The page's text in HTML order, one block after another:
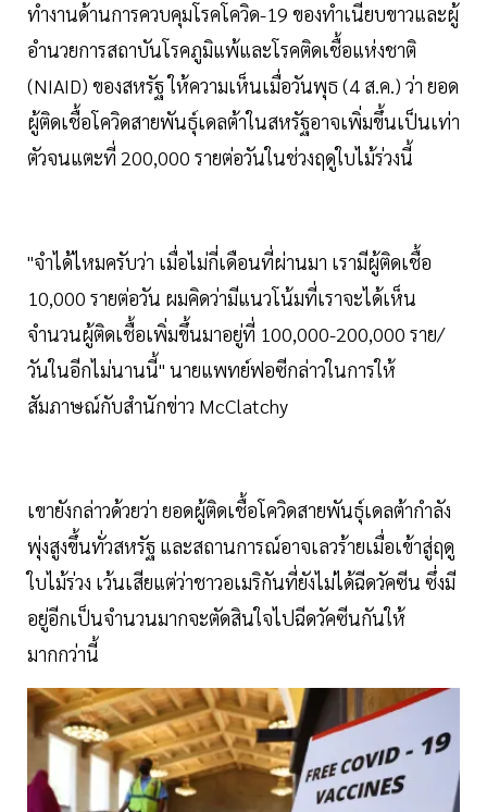
ทำงานด้านการควบคุมโรคโควิด-19 ของทำเนียบขาวและผู้
อำนวยการสถาบันโรคภูมิแพ้และโรคติดเชื้อแห่งชาติ
(NIAID) ของสหรัฐ ให้ความเห็นเมื่อวันพุธ (4 ส.ค.) ว่า ยอด
ผู้ติดเชื้อโควิดสายพันธุ์เดลต้าในสหรัฐอาจเพิ่มขึ้นเป็นเท่า
ตัวจนแตะที่ 200,000 รายต่อวันในช่วงฤดูใบไม้ร่วงนี้
"จำได้ไหมครับว่า เมื่อไม่กี่เดือนที่ผ่านมา เรามีผู้ติดเชื้อ
10,000 รายต่อวัน ผมคิดว่ามีแนวโน้มที่เราจะได้เห็น
จำนวนผู้ติดเชื้อเพิ่มขึ้นมาอยู่ที่ 100,000-200,000 ราย/
วันในอีกไม่นานนี้" นายแพทย์ฟอซีกล่าวในการให้
สัมภาษณ์กับสำนักข่าว McClatchy
เขายังกล่าวด้วยว่า ยอดผู้ติดเชื้อโควิดสายพันธุ์เดลต้ากำลัง
พุ่งสูงขึ้นทั่วสหรัฐ และสถานการณ์อาจเลวร้ายเมื่อเข้าสู่ฤดู
ใบไม้ร่วง เว้นเสียแต่ว่าชาวอเมริกันที่ยังไม่ได้ฉีดวัคซีน ซึ่งมี
อยู่อีกเป็นจำนวนมากจะตัดสินใจไปฉีดวัคซีนกันให้
มากกว่านี้